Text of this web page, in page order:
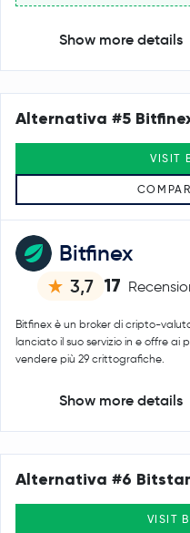
Show more details
Bitfinex
3,7 17
Bitfinex è un broker di cripto-
lanciato il suo servizio in e offre ai
vendere più 29 crittografiche.
Show more details
Alternativa #5
VISIT
Alternativa #6
VISIT